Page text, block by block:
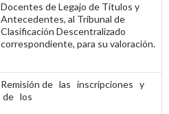
Docentes de Legajo de Títulos y
Antecedentes, al Tribunal de
Clasificación Descentralizado
correspondiente, para su valoración.
Remisión de las inscripciones y
de los